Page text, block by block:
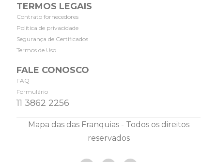
TERMOS LEGAIS
Contrato fornecedores
Política de privacidade
Segurança de Certificados
Termos de Uso
FALE CONOSCO
FAQ
Formulário
11 3862 2256
Mapa das das Franquias - Todos os direitos
reservados